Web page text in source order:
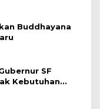
Buddhayana
SF
Kebutuhan